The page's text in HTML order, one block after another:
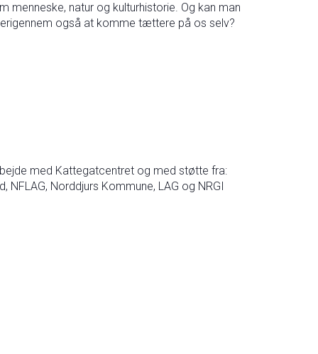
menneske, natur og kulturhistorie. Og kan man
også at komme tættere på os selv?
med Kattegatcentret og med støtte fra:
Norddjurs Kommune, LAG og NRGI